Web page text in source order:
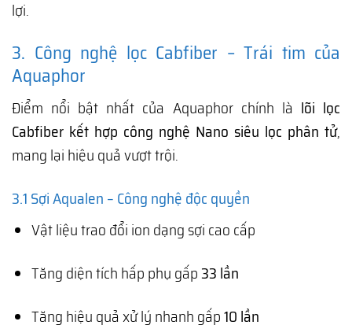
lợi.
3. Công nghệ lọc Cabfiber – Trái tim của
Aquaphor
Điểm nổi bật nhất của Aquaphor chính là lõi lọc
Cabfiber kết hợp công nghệ Nano siêu lọc phân tử,
mang lại hiệu quả vượt trội.
3.1 Sợi Aqualen – Công nghệ độc quyền
Vật liệu trao đổi ion dạng sợi cao cấp
Tăng diện tích hấp phụ gấp33 lần
Tăng hiệu quả xử lý nhanh gấp10 lần